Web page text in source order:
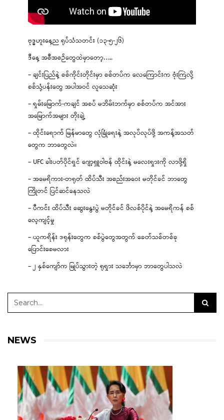
ဗုဒ္ဓဟူးနေ့ည ရုပ်သံသတင်း (၁၃-၅-၂၆)
ဒီနေ့ အစီအစဉ်တွေထဲမှာတော့…..
– ချင်းပြည်နဲ့ စစ်ကိုင်းတိုင်းမှာ စစ်တပ်က လေကြောင်းက ဗုံးကြဲလို့
စစ်သုံ့ပန်းတွေ အပါအဝင် လူသေဆုံး
– ရှမ်းမြောက်-ကချင် အစပ် မဘိမ်းဘက်မှာ စစ်တပ်က အင်အား
အမြောက်အများ တိုးချဲ့
– ထိုင်းရောက် မြန်မာတွေ လုံခြုံရေးနဲ့ အလုပ်လုပ်ဖို့ အကန့်အသတ်
တွေက ဘာတွေလဲ။
– UFC ခါးပတ်ပိုင်ရှင် ဂျော့ရှူဝါဗန် ထိုင်းနဲ့ မလေးရှားကို လာဖို့ရှိ
– အမေရိကား-တရုတ် ထိပ်သီး အစည်းအဝေး မတိုင်ခင် ဘာတွေ
ကြိုတင် ပြင်ဆင်နေသလဲ
– ပီကင်း ထိပ်သီး ဆွေးနွေးပွဲ မတိုင်ခင် ဖိလစ်ပိုင်နဲ့ အမေရိကန် စစ်
လေ့ကျင့်မှု
– ယူကရိန်း ဒရုန်းတွေက စစ်ပွဲတွေအတွက် ခေတ်သစ်တစ်ခု
ပြောင်းစေမလား
– ၂ နှစ်ကျော်က မြုပ်သွားတဲ့ ရုရှား သင်္ဘောမှာ ဘာတွေပါသလဲ
NEWS